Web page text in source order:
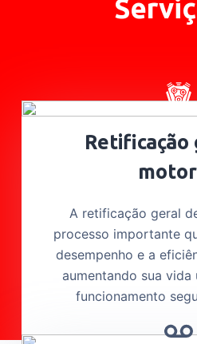
Retificação
A retificação geral
processo importante
desempenho e a
aumentando sua
funcionamento